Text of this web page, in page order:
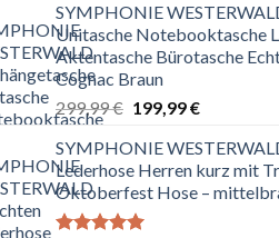
SYMPHONIE
Unitasche Notebooktasche
Aktentasche Bürotasche
Cognac Braun
299,99€ Ursprünglicher
war:
299,99 €
199,99€Aktueller
ist:
199,99 €.
SYMPHONIE
Lederhose Herren kurz mit
Oktoberfest Hose –